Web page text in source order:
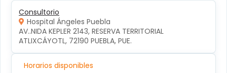
Consultorio
Hospital Ángeles Puebla
AV..NIDA KEPLER 2143, RESERVA TERRITORIAL
ATLIXCÁYOTL, 72190 PUEBLA, PUE.
Horarios disponibles